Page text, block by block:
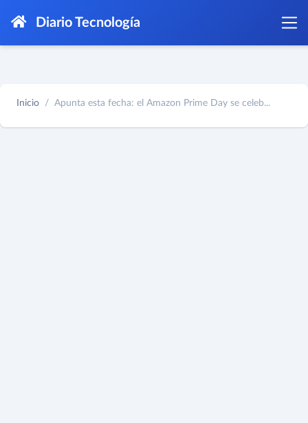
Diario Tecnología
Inicio Apunta esta fecha: el Amazon Prime Day se celeb...